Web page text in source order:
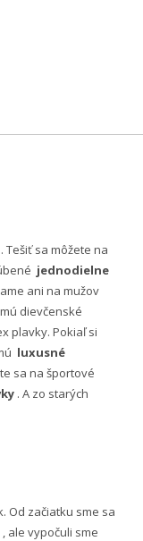
Tešiť sa môžete na
jednodielne
ani na mužov
dievčenské
plavky. Pokiaľ si
luxusné
sa na športové
. A zo starých
Od začiatku sme sa
, ale vypočuli sme